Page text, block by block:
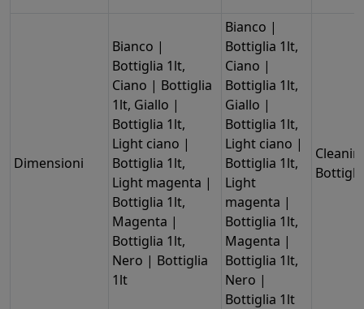
Dimensioni
Bianco |
Bottiglia 1lt,
Ciano | Bottiglia
1lt, Giallo |
Bottiglia 1lt,
Light ciano |
Bottiglia 1lt,
Light magenta |
Bottiglia 1lt,
Magenta |
Bottiglia 1lt,
Nero | Bottiglia
1lt
Bianco |
Bottiglia 1lt,
Ciano |
Bottiglia 1lt,
Giallo |
Bottiglia 1lt,
Light ciano |
Bottiglia 1lt,
Light
magenta |
Bottiglia 1lt,
Magenta |
Bottiglia 1lt,
Nero |
Bottiglia 1lt